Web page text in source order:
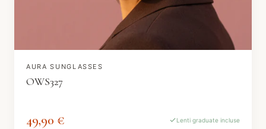
AURA SUNGLASSES
OWS327
49,90 € Lenti graduate incluse